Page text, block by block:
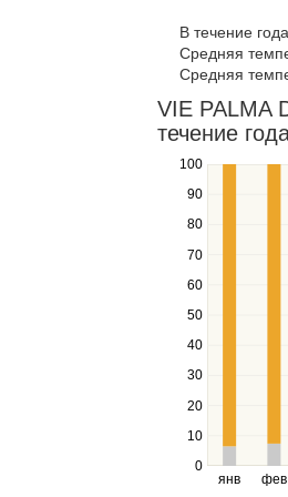
navigate
through
items
in
a
series.
В течение
Средняя
Средняя
VIE PALMA
течение
янв фев
0
10
20
30
40
50
60
70
80
90
100
Use
the
and
down
to
navigate
series.
Use
the
and
right